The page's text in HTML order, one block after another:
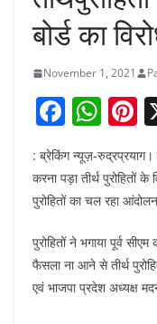
बोर्ड का
November 1, 2021
F
c
e
b
o
o
W
at
s
p
p
e
: ब्रेकिंग न्यूज़-रुद्रप्रयाग।
करना पड़ा तीर्थ पुरोहितों के
पुरोहितों का चल रहा
पुरोहितों ने भगाया पूर्व
फैसला ना आने से तीर्थ
एवं भाजपा प्रदेश अध्यक्ष